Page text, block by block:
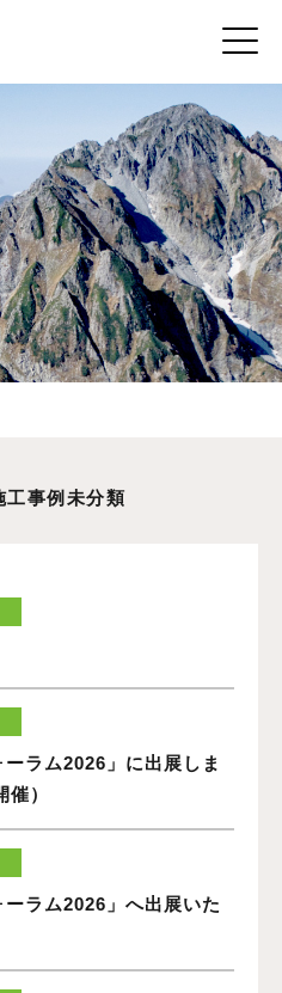
工事例 未分類
ラム2026」に出展しま
）
ラム2026」へ出展いた